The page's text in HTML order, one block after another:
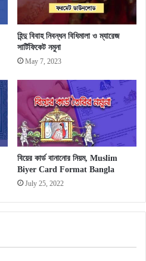
হিন্দু বিবাহ নিবন্ধন বিধিমালা ও ম্যারেজ
সার্টিফিকেট নমুনা
May 7, 2023
বিয়ের কার্ড বানানোর নিয়ম, Muslim
Biyer Card Format Bangla
July 25, 2022